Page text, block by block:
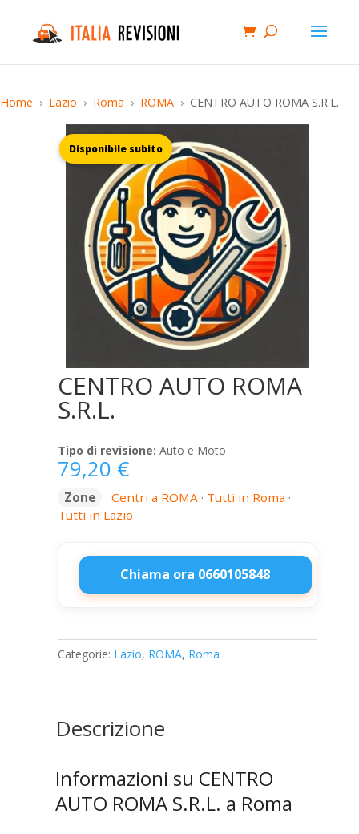
Home Lazio Roma ROMA CENTRO AUTO ROMA S.R.L.
CENTRO AUTO ROMA
S.R.L.
Tipo di revisione: Auto e Moto
79,20 €
Zone Centri a ROMA · Tutti in Roma ·
Tutti in Lazio
Chiama ora 0660105848
CENTRO
ROMA
S.R.L.
Categorie: Lazio, ROMA, Roma
Descrizione
Informazioni su CENTRO
AUTO ROMA S.R.L. a Roma